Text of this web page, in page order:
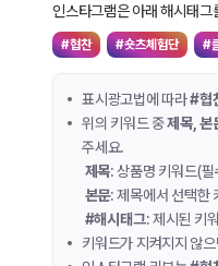
인스타그램은 아래 해시태그
#협찬 #숏츠체험단 #
표시광고법에 따라#협
위의 키워드 중제목, 본
주세요.
제목: 상품명 키워드(
본문: 제목에서 선택한
#해시태그: 제시된 키
키워드가 지켜지지 않